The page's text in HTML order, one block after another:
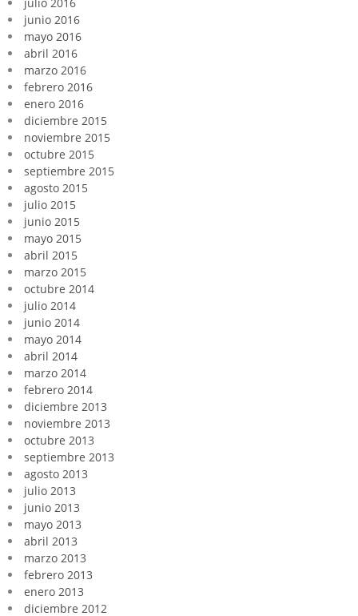
junio 2016
mayo 2016
abril 2016
marzo 2016
febrero 2016
enero 2016
diciembre 2015
noviembre 2015
octubre 2015
septiembre 2015
agosto 2015
julio 2015
junio 2015
mayo 2015
abril 2015
marzo 2015
octubre 2014
julio 2014
junio 2014
mayo 2014
abril 2014
marzo 2014
febrero 2014
diciembre 2013
noviembre 2013
octubre 2013
septiembre 2013
agosto 2013
julio 2013
junio 2013
mayo 2013
abril 2013
marzo 2013
febrero 2013
enero 2013
diciembre 2012